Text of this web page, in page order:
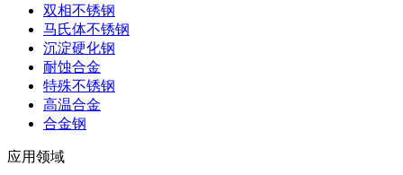
双相不锈钢
马氏体不锈钢
沉淀硬化钢
耐蚀合金
特殊不锈钢
高温合金
合金钢
应用领域